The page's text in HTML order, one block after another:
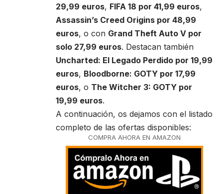
29,99 euros, FIFA 18 por 41,99 euros,
Assassin’s Creed Origins por 48,99
euros, o con Grand Theft Auto V por
solo 27,99 euros. Destacan también
Uncharted: El Legado Perdido por 19,99
euros, Bloodborne: GOTY por 17,99
euros, o The Witcher 3: GOTY por
19,99 euros.
A continuación, os dejamos con el listado
completo de las ofertas disponibles:
COMPRA AHORA EN AMAZON